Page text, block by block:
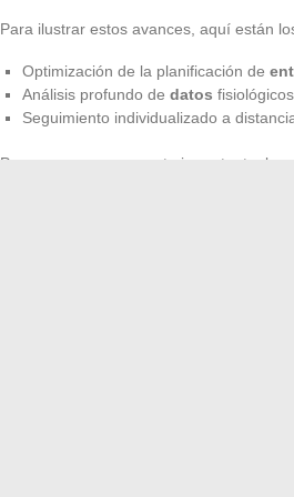
Para ilustrar estos avances, aquí están
Optimización de la planificación de
Análisis profundo de datos fisiológicos
Seguimiento individualizado a
Pero surge una pregunta importante: la